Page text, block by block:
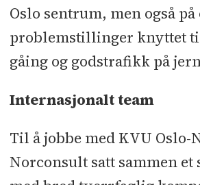
Oslo sentrum, men også
problemstillinger knyttet
gåing og godstrafikk på
Internasjonalt team
Til å jobbe med KVU Oslo-
Norconsult satt sammen et